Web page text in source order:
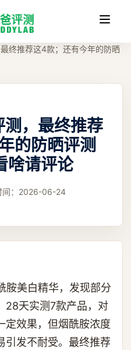
收
终推荐这4款；还有今年的防晒
，最终推荐
的防晒评测
啥请评论
： 2026-06-24
胺美白精华，发现部分
28天实测7款产品，对
定效果，但烟酰胺浓度
引发不耐受。最终推荐